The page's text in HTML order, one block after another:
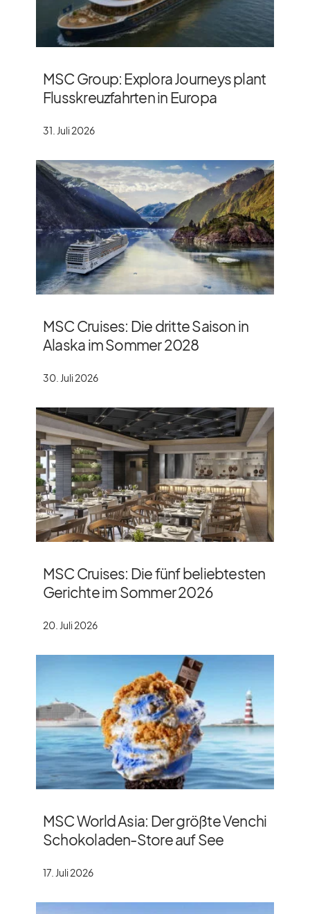
MSC Group: Explora Journeys plant
Flusskreuzfahrten in Europa
31. Juli 2026
MSC Cruises: Die dritte Saison in
Alaska im Sommer 2028
30. Juli 2026
MSC Cruises: Die fünf beliebtesten
Gerichte im Sommer 2026
20. Juli 2026
MSC World Asia: Der größte Venchi
Schokoladen-Store auf See
17. Juli 2026